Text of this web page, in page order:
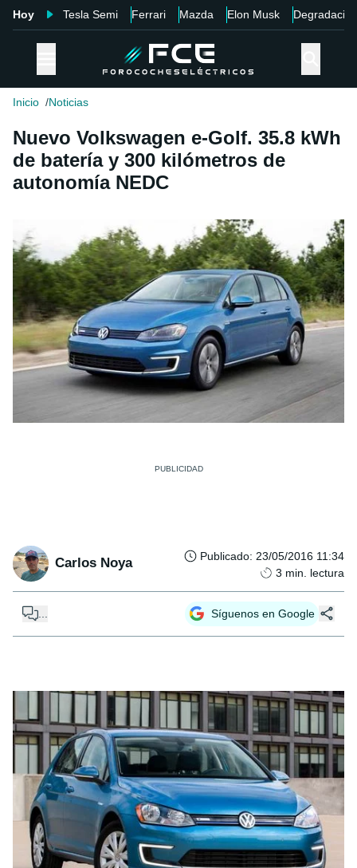
Hoy Tesla Semi Ferrari Mazda Elon Musk Degradación
Inicio Noticias
Nuevo Volkswagen e-Golf. 35.8 kWh
de batería y 300 kilómetros de
autonomía NEDC
Carlos Noya Publicado: 23/05/2016 11:34
3 min. lectura
Síguenos en Google